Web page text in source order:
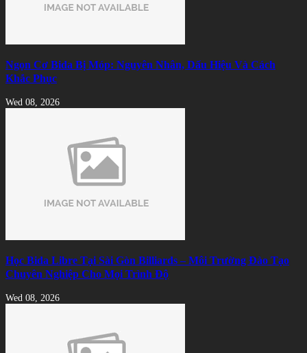
Ngọn Cơ Bida Bị Móp: Nguyên Nhân, Dấu Hiệu Và Cách
Khắc Phục
Wed 08, 2026
Học Bida Libre Tại Sài Gòn Billiards – Môi Trường Đào Tạo
Chuyên Nghiệp Cho Mọi Trình Độ
Wed 08, 2026